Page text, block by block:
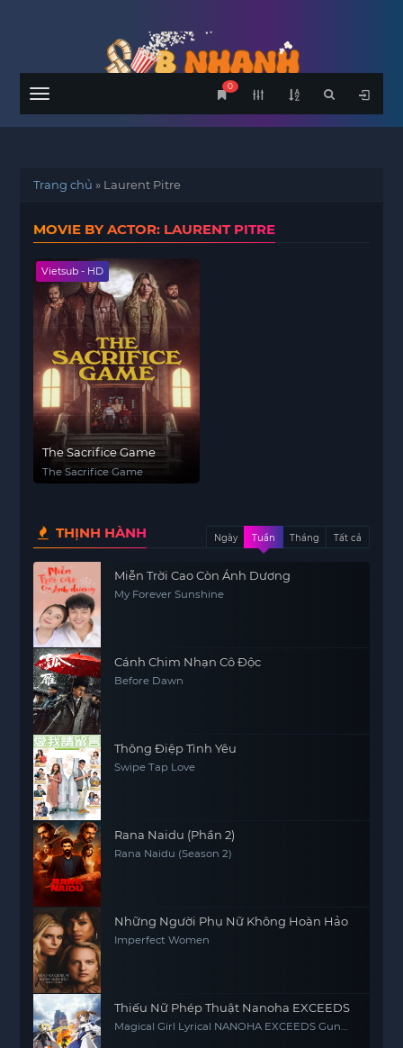
Menu
0
Trang chủ » Laurent Pitre
MOVIE BY ACTOR: LAURENT PITRE
Vietsub - HD
The Sacrifice Game
The Sacrifice Game
THỊNH HÀNH Ngày Tuần Tháng Tất cả
Miễn Trời Cao Còn Ánh Dương
My Forever Sunshine
Cánh Chim Nhạn Cô Độc
Before Dawn
Thông Điệp Tình Yêu
Swipe Tap Love
Rana Naidu (Phần 2)
Rana Naidu (Season 2)
Những Người Phụ Nữ Không Hoàn Hảo
Imperfect Women
Thiếu Nữ Phép Thuật Nanoha EXCEEDS
Magical Girl Lyrical NANOHA EXCEEDS Gun